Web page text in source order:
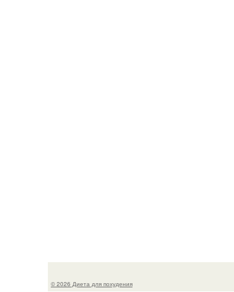
© 2026 Диета для похудения